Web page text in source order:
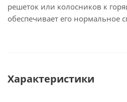
решеток или колосников к
обеспечивает его нормальное
Характеристики